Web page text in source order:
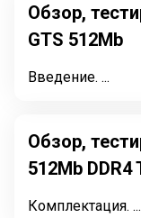
Обзор,
GTS 512Mb
Введение. ...
Обзор,
512Mb DDR4
Комплектация. ...